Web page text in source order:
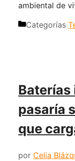
ambiental de
Categorías
Baterías
pasaría
que
por Celia